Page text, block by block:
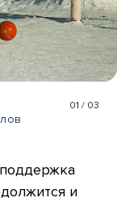
01 / 03
и